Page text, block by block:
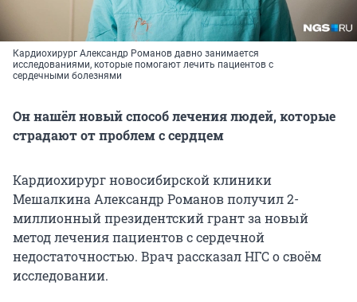
Кардиохирург Александр Романов давно занимается
исследованиями, которые помогают лечить пациентов с
сердечными болезнями
Он нашёл новый способ лечения людей, которые
страдают от проблем с сердцем
Кардиохирург новосибирской клиники
Мешалкина Александр Романов получил 2-
миллионный президентский грант за новый
метод лечения пациентов с сердечной
недостаточностью. Врач рассказал НГС о своём
исследовании.